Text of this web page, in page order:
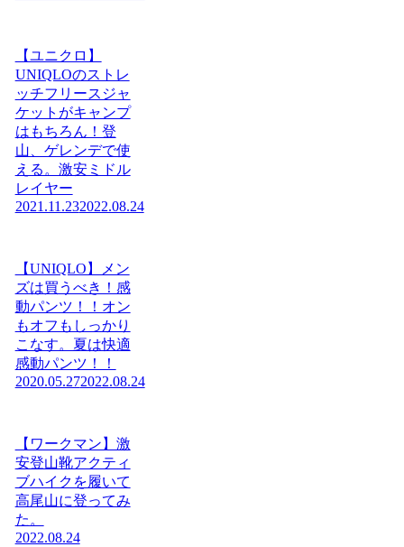
【ユニクロ】
UNIQLOのストレ
ッチフリースジャ
ケットがキャンプ
はもちろん！登
山、ゲレンデで使
える。激安ミドル
レイヤー
2021.11.232022.08.24
【UNIQLO】メン
ズは買うべき！感
動パンツ！！オン
もオフもしっかり
こなす。夏は快適
感動パンツ！！
2020.05.272022.08.24
【ワークマン】激
安登山靴アクティ
ブハイクを履いて
高尾山に登ってみ
た。
2022.08.24